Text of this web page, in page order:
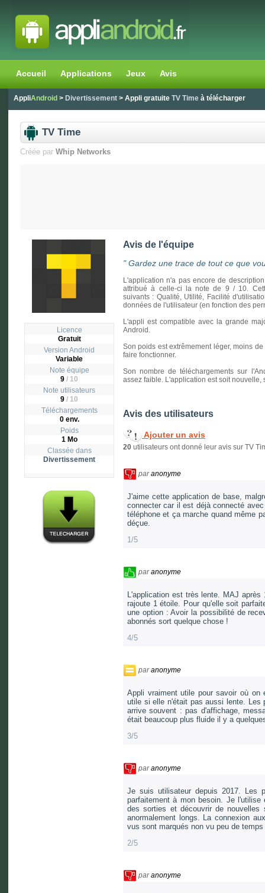
Accueil Applications Jeux Avis
AppliAndroid > Divertissement > Appli gratuite TV Time à télécharger
TV Time
Créée par Whip Networks
Licence
Gratuit
Version Android
Variable
Note équipe
9 / 10
Note utilisateurs
9 / 10
Téléchargements
0 env.
Poids
1 Mo
Classée dans
Divertissement
Avis de l'équipe
"Gardez une trace de tout ce que
L'application n'a pas encore de
attribué à celle-ci la note de 9 / 10.
suivants : Qualité, Utilité, Facilité
données de l'utilisateur (en fonction des
L'appli est compatible avec la grande
Android.
Son poids est extrêmement léger, moins
faire fonctionner.
Son nombre de téléchargements sur
assez faible. L'application est soit
Avis des utilisateurs
Ajouter un avis
20 utilisateurs ont donné leur avis sur TV
paranonyme
J'aime cette application de base,
connecter car il est déjà connecté
téléphone et ça marche quand même
déçue.
1/5
paranonyme
L'application est très lente. MAJ
rajoute 1 étoile. Pour qu'elle soit
une option : Avoir la possibilité de
abonnés sort quelque chose !
4/5
paranonyme
Appli vraiment utile pour savoir où on
utile si elle n'était pas aussi lente. Les
arrive souvent : pas d'affichage,
était beaucoup plus fluide il y a
3/5
paranonyme
Je suis utilisateur depuis 2017. Les
parfaitement à mon besoin. Je
des sorties et découvrir de
anormalement longs. La connexion
vus sont marqués non vu peu de
2/5
paranonyme